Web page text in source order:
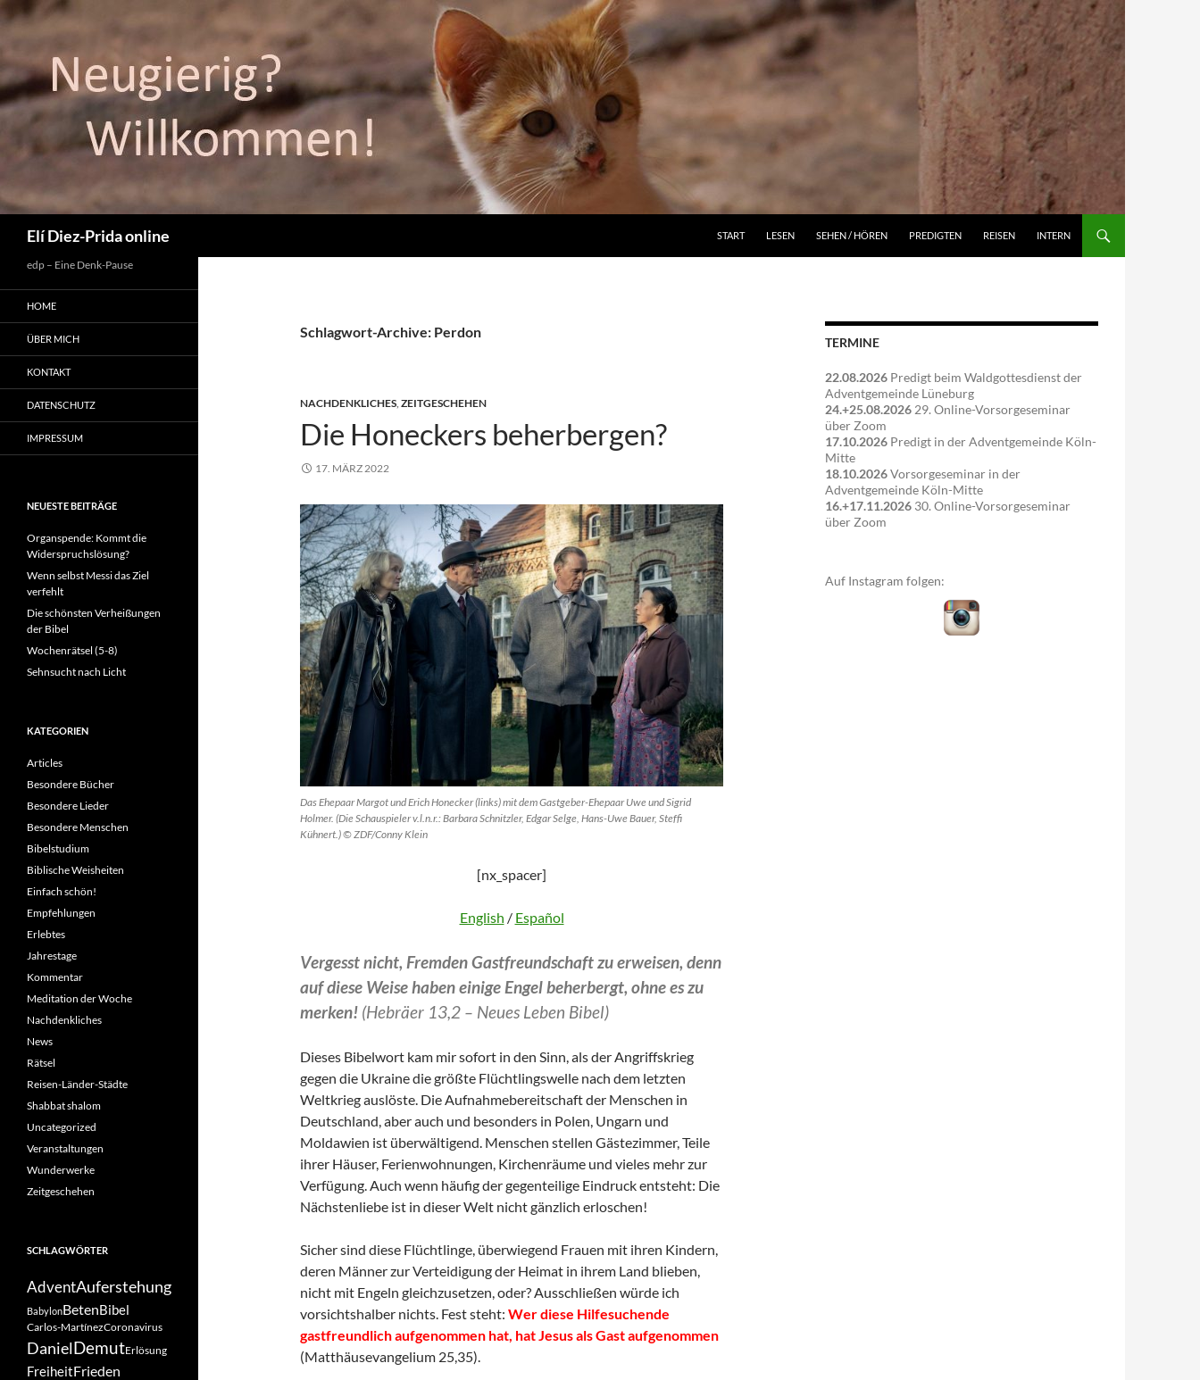
Elí Diez-Prida online
START
LESEN SEHEN / HÖREN PREDIGTEN REISEN INTERN
Schlagwort-Archive: Perdon
NACHDENKLICHES, ZEITGESCHEHEN
Die Honeckers beherbergen?
17. MÄRZ 2022
Das Ehepaar Margot und Erich Honecker (links) mit dem Gastgeber-Ehepaar Uwe und Sigrid
Holmer. (Die Schauspieler v.l.n.r.: Barbara Schnitzler, Edgar Selge, Hans-Uwe Bauer, Steffi
Kühnert.) © ZDF/Conny Klein
[nx_spacer]
English / Español
Vergesst nicht, Fremden Gastfreundschaft zu erweisen, denn
auf diese Weise haben einige Engel beherbergt, ohne es zu
merken! (Hebräer 13,2 – Neues Leben Bibel)
Dieses Bibelwort kam mir sofort in den Sinn, als der Angriffskrieg
gegen die Ukraine die größte Flüchtlingswelle nach dem letzten
Weltkrieg auslöste. Die Aufnahmebereitschaft der Menschen in
Deutschland, aber auch und besonders in Polen, Ungarn und
Moldawien ist überwältigend. Menschen stellen Gästezimmer, Teile
ihrer Häuser, Ferienwohnungen, Kirchenräume und vieles mehr zur
Verfügung. Auch wenn häufig der gegenteilige Eindruck entsteht: Die
Nächstenliebe ist in dieser Welt nicht gänzlich erloschen!
Sicher sind diese Flüchtlinge, überwiegend Frauen mit ihren Kindern,
deren Männer zur Verteidigung der Heimat in ihrem Land blieben,
nicht mit Engeln gleichzusetzen, oder? Ausschließen würde ich
vorsichtshalber nichts. Fest steht: Wer diese Hilfesuchende
gastfreundlich aufgenommen hat, hat Jesus als Gast aufgenommen
(Matthäusevangelium 25,35).
TERMINE
22.08.2026 Predigt beim Waldgottesdienst der
Adventgemeinde Lüneburg
24.+25.08.2026 29. Online-Vorsorgeseminar
über Zoom
17.10.2026 Predigt in der Adventgemeinde Köln-
Mitte
18.10.2026Vorsorgeseminar in der
Adventgemeinde Köln-Mitte
16.+17.11.2026 30. Online-Vorsorgeseminar
über Zoom
Auf Instagram folgen:
edp – Eine Denk-Pause
HOME
ÜBER MICH
KONTAKT
DATENSCHUTZ
IMPRESSUM
NEUESTE BEITRÄGE
Organspende: Kommt die
Widerspruchslösung?
Wenn selbst Messi das Ziel
verfehlt
Die schönsten Verheißungen
der Bibel
Wochenrätsel (5-8)
Sehnsucht nach Licht
KATEGORIEN
Articles
Besondere Bücher
Besondere Lieder
Besondere Menschen
Bibelstudium
Biblische Weisheiten
Einfach schön!
Empfehlungen
Erlebtes
Jahrestage
Kommentar
Meditation der Woche
Nachdenkliches
News
Rätsel
Reisen-Länder-Städte
Shabbat shalom
Uncategorized
Veranstaltungen
Wunderwerke
Zeitgeschehen
SCHLAGWÖRTER
AdventAuferstehung
BabylonBetenBibel
Carlos-MartínezCoronavirus
DanielDemutErlösung
FreiheitFrieden